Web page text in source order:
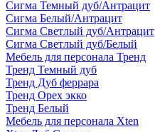
Сигма Темный дуб/Антрацит
Сигма Белый/Антрацит
Сигма Светлый дуб/Антрацит
Сигма Светлый дуб/Белый
Мебель для персонала Тренд
Тренд Темный дуб
Тренд Дуб феррара
Тренд Орех экко
Тренд Белый
Мебель для персонала Xten